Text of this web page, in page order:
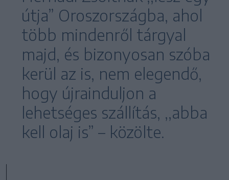
útja” Oroszországba, ahol
több mindenről tárgyal
majd, és bizonyosan szóba
kerül az is, nem elegendő,
hogy újrainduljon a
lehetséges szállítás, ,,abba
kell olaj is” – közölte.